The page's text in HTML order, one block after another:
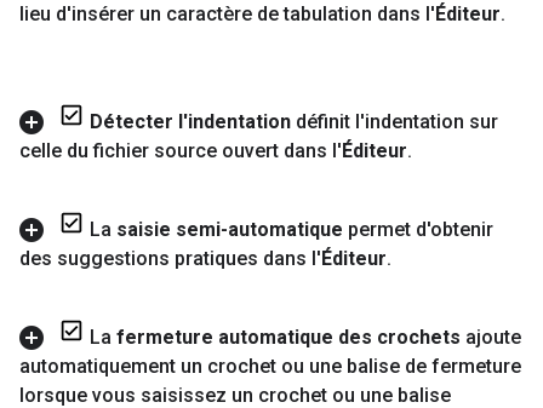
lieu d'insérer un caractère de tabulation dans l'Éditeur.
Détecter l'indentation définit l'indentation sur
celle du fichier source ouvert dans l'Éditeur.
La saisie semi-automatique permet d'obtenir
des suggestions pratiques dans l'Éditeur.
La fermeture automatique des crochets ajoute
automatiquement un crochet ou une balise de fermeture
lorsque vous saisissez un crochet ou une balise